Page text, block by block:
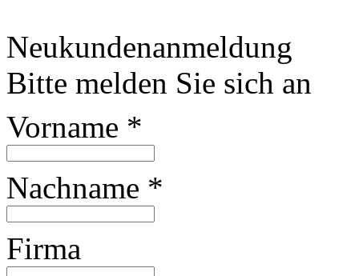
Neukundenanmeldung
Bitte melden Sie sich an
Vorname *
Nachname *
Firma